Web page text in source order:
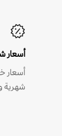
أسعار
أسعار
شهرية